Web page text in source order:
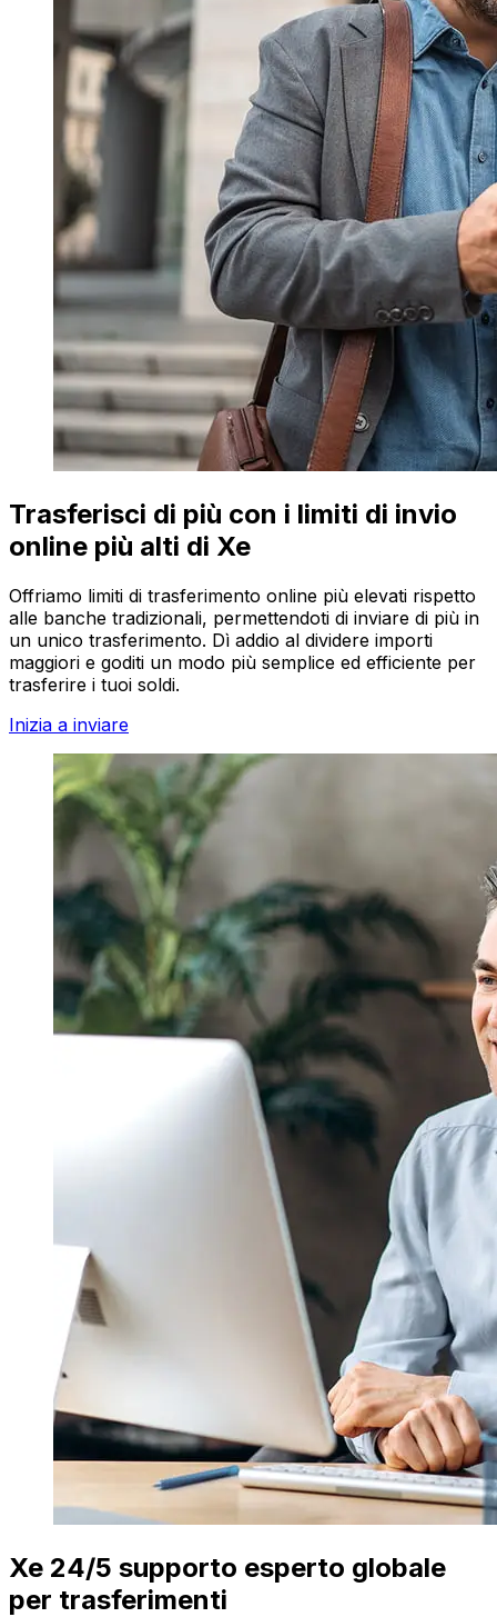
Trasferisci di più con i limiti di invio
online più alti di Xe
Offriamo limiti di trasferimento online più elevati rispetto
alle banche tradizionali, permettendoti di inviare di più in
un unico trasferimento. Dì addio al dividere importi
maggiori e goditi un modo più semplice ed efficiente per
trasferire i tuoi soldi.
Inizia a inviare
Xe 24/5 supporto esperto globale
per trasferimenti